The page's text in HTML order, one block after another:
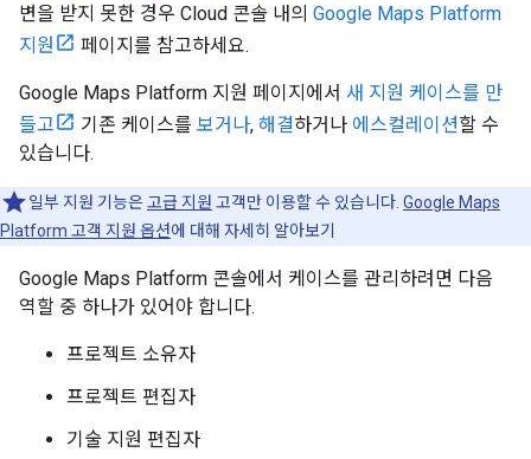
변을 받지 못한 경우 Cloud 콘솔 내의 Google Maps Platform
지원
페이지를 참고하세요.
Google Maps Platform 지원 페이지에서 새 지원 케이스를 만
들고
기존 케이스를 보거나, 해결하거나 에스컬레이션할 수
있습니다.
일부 지원 기능은고급 지원 고객만 이용할 수 있습니다. Google Maps
Platform 고객 지원 옵션에 대해 자세히 알아보기
Google Maps Platform 콘솔에서 케이스를 관리하려면 다음
역할 중 하나가 있어야 합니다.
프로젝트 소유자
프로젝트 편집자
기술 지원 편집자